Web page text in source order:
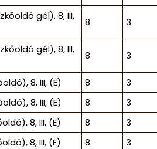
gél), 8, III,
8 3
gél), 8, III,
8 3
8, III, (E) 8 3
8, III, (E) 8 3
8, III, (E) 8 3
8, III, (E) 8 3